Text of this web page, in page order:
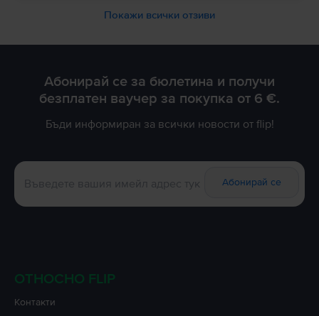
Покажи всички отзиви
Абонирай се за бюлетина и получи
безплатен ваучер за покупка от 6 €.
Бъди информиран за всички новости от flip!
Абонирай се
ОТНОСНО FLIP
Контакти